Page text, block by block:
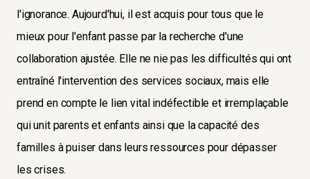
l'ignorance. Aujourd'hui, il est acquis pour tous que le
mieux pour l'enfant passe par la recherche d'une
collaboration ajustée. Elle ne nie pas les difficultés qui ont
entraîné l'intervention des services sociaux, mais elle
prend en compte le lien vital indéfectible et irremplaçable
qui unit parents et enfants ainsi que la capacité des
familles à puiser dans leurs ressources pour dépasser
les crises.